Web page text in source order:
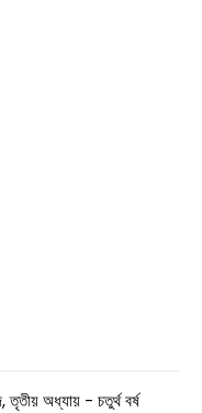
অধ্যায় - চতুর্থ বর্ষ